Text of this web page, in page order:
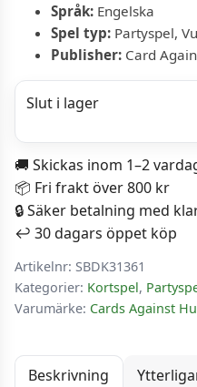
Språk: Engelska
Spel typ: Partyspel,
Publisher: Card
Slut i lager
🚚 Skickas inom 1–2
📦 Fri frakt över 800 kr
🔒 Säker betalning med
↩️ 30 dagars öppet köp
Artikelnr: SBDK31361
Kategorier: Kortspel,
Varumärke: Cards Against
Beskrivning